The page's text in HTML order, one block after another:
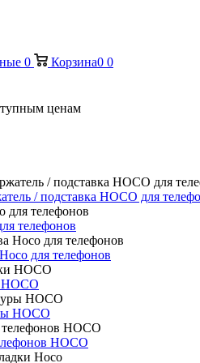
0 Корзина0 0
ценам
/ подставка HOCO для
телефонов
для телефонов
HOCO
HOCO